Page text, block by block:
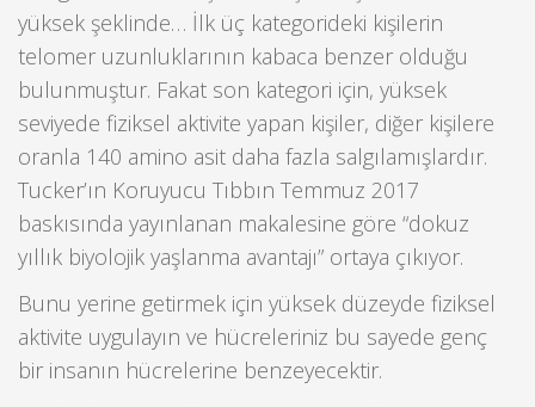
yüksek şeklinde… İlk üç kategorideki kişilerin
telomer uzunluklarının kabaca benzer olduğu
bulunmuştur. Fakat son kategori için, yüksek
seviyede fiziksel aktivite yapan kişiler, diğer kişilere
oranla 140 amino asit daha fazla salgılamışlardır.
Tucker’ın Koruyucu Tıbbın Temmuz 2017
baskısında yayınlanan makalesine göre “dokuz
yıllık biyolojik yaşlanma avantajı” ortaya çıkıyor.
Bunu yerine getirmek için yüksek düzeyde fiziksel
aktivite uygulayın ve hücreleriniz bu sayede genç
bir insanın hücrelerine benzeyecektir.